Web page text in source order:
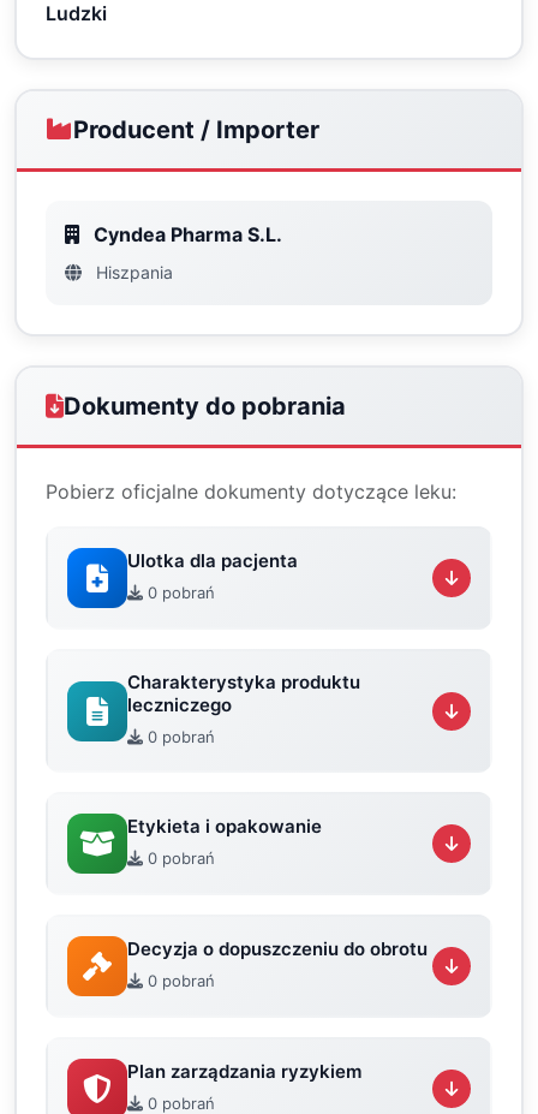
Ludzki
Producent / Importer
Cyndea Pharma S.L.
Hiszpania
Dokumenty do pobrania
Pobierz oficjalne dokumenty dotyczące leku:
Ulotka dla pacjenta
0 pobrań
Charakterystyka produktu
leczniczego
0 pobrań
Etykieta i opakowanie
0 pobrań
Decyzja o dopuszczeniu do obrotu
0 pobrań
Plan zarządzania ryzykiem
0 pobrań